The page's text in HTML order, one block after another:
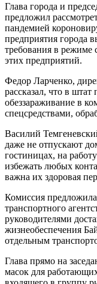
Глава города и
предложил
пандемией
предприятия города
требования в режиме
этих предприятий.
Федор Ларченко,
рассказал, что в
обеззараживание в
спецсредствами,
Василий
даже не отпускают
гостиницах, на
избежать любых
важна их здоровая
Комиссия
транспортного
руководителями
жизнеобеспечения
отдельным
Глава прямо на
масок для